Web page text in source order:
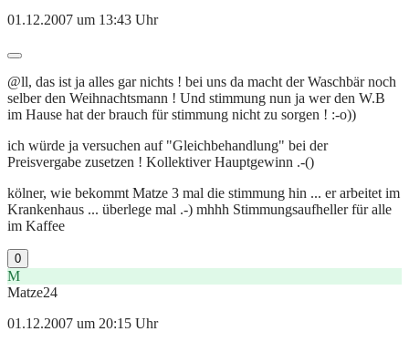
01.12.2007 um 13:43 Uhr
@ll, das ist ja alles gar nichts ! bei uns da macht der Waschbär noch
selber den Weihnachtsmann ! Und stimmung nun ja wer den W.B
im Hause hat der brauch für stimmung nicht zu sorgen ! :-o))
ich würde ja versuchen auf "Gleichbehandlung" bei der
Preisvergabe zusetzen ! Kollektiver Hauptgewinn .-()
kölner, wie bekommt Matze 3 mal die stimmung hin ... er arbeitet im
Krankenhaus ... überlege mal .-) mhhh Stimmungsaufheller für alle
im Kaffee
0
M
Matze24
01.12.2007 um 20:15 Uhr